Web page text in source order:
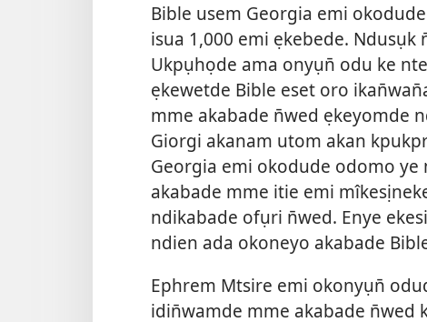
Bible usem Georgia emi
isua 1,000 emi ẹkebede.
Ukpụhọde ama onyụn̄ odu ke
ẹkewetde Bible eset oro
mme akabade n̄wed ẹkeyomde
Giorgi akanam utom akan
Georgia emi okodude odomo ye
akabade mme itie emi
ndikabade ofụri n̄wed. Enye
ndien ada okoneyo akabade
Ephrem Mtsire emi okonyụn̄
idin̄wamde mme akabade n̄wed